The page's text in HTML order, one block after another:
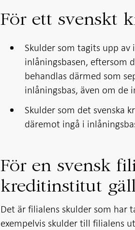
För ett svenskt
Skulder som tagits upp
inlåningsbasen, eftersom
behandlas därmed som
inlåningsbas, även om de
Skulder som det svenska
däremot ingå i
För en svensk
kreditinstitut
Det är filialens skulder som har
exempelvis skulder till filialens